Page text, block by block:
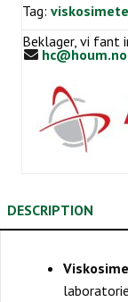
Tag:
Beklager, vi fant
hc@houm.no
DESCRIPTION